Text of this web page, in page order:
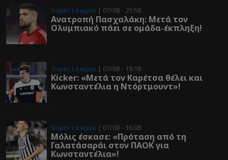
Super League | 07/08 - 21:58
Ανατροπή Πασχαλάκη: Μετά τον
Ολυμπιακό πάει σε ομάδα-έκπληξη!
Super League | 07/08 - 19:18
Kicker: «Μετά τον Καρέτσα θέλει και
Κωνσταντέλια η Ντόρτμουντ»!
Super League | 07/08 - 16:08
Μόλις έσκασε: «Πρόταση από τη
Γαλατάσαράι στον ΠΑΟΚ για
Κωνσταντέλια»!